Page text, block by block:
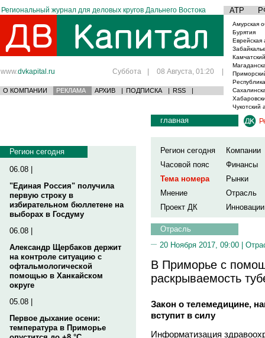
Региональный журнал для деловых кругов Дальнего Востока АТР
www.dvkapital.ru Суббота | 08 Августа, 01:20 |
О КОМПАНИИ РЕКЛАМА АРХИВ | ПОДПИСКА | RSS |
Амурская
Бурятия
Еврейская
Чукотский
Регион сегодня
06.08 |
"Единая Россия" получила
первую строку в
избирательном бюллетене на
выборах в Госдуму
06.08 |
Александр Щербаков держит
на контроле ситуацию с
офтальмологической
помощью в Ханкайском
округе
05.08 |
Первое дыхание осени:
температура в Приморье
главная
Регион сегодня
Компании
Часовой пояс
Финансы
Тема номера
Рынки
Мнение
Отрасль
Проект ДК
Инновации
Отрасль
20 Ноября 2017, 09:00 |
В Приморье с
раскрываемость
Закон о телемедицине,
вступит в силу
Информатизация